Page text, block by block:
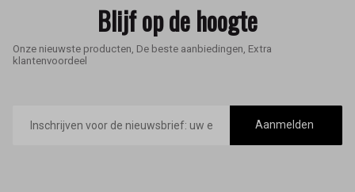
Blijf op de hoogte
Onze nieuwste producten, De beste aanbiedingen, Extra
klantenvoordeel
mailadres
Aanmelden